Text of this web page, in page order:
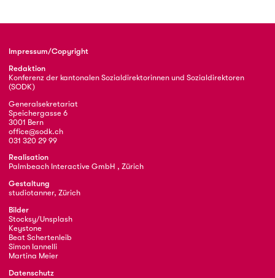
Impressum/Copyright
Redaktion
Konferenz der kantonalen Sozialdirektorinnen und Sozialdirektoren
(SODK)
Generalsekretariat
Speichergasse 6
3001 Bern
office@sodk.ch
031 320 29 99
Realisation
Palmbeach Interactive GmbH , Zürich
Gestaltung
studiotanner, Zürich
Bilder
Stocksy/Unsplash
Keystone
Beat Schertenleib
Simon Iannelli
Martina Meier
Datenschutz